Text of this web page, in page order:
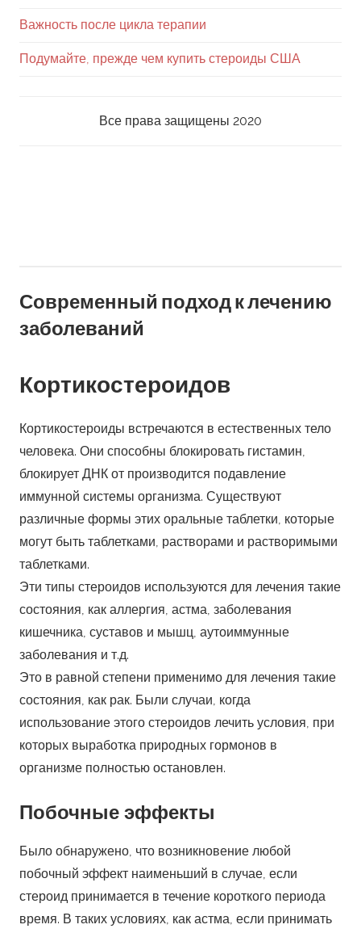
Важность после цикла терапии
Подумайте, прежде чем купить стероиды США
Все права защищены 2020
Кортикостероидов
Кортикостероиды встречаются в естественных тело
блокирует ДНК от производится подавление
иммунной системы организма. Существуют
различные формы этих оральные таблетки, которые
могут быть таблетками, растворами и растворимыми
таблетками.
Эти типы стероидов используются для лечения такие
состояния, как аллергия, астма, заболевания
кишечника, суставов и мышц, аутоиммунные
заболевания и т.д.
Это в равной степени применимо для лечения такие
состояния, как рак. Были случаи, когда
использование этого стероидов лечить условия, при
которых выработка природных гормонов в
организме полностью остановлен.
Побочные эффекты
Было обнаружено, что возникновение любой
побочный эффект наименьший в случае, если
стероид принимается в течение короткого периода
время. В таких условиях, как астма, если принимать
стероид в течение 1 — 2 недели, чтобы лечить
тяжелый приступ астмы, нет появления побочных